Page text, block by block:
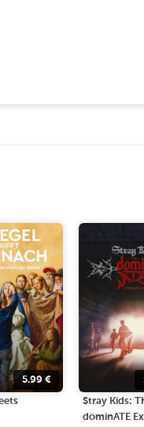
5.99€
Stray Kids:
dominATE